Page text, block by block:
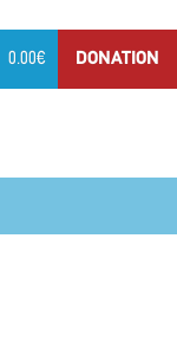
0.00€ DONATION